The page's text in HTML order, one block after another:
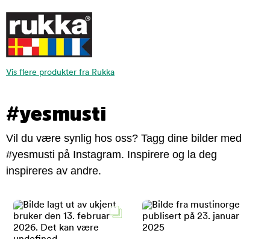
Vis flere produkter fra Rukka
#yesmusti
Vil du være synlig hos oss? Tagg dine bilder med
#yesmusti på Instagram. Inspirere og la deg
inspireres av andre.